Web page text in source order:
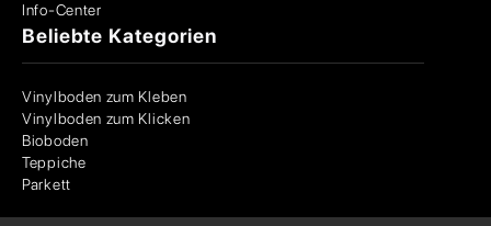
Info-Center
Beliebte Kategorien
Vinylboden zum Kleben
Vinylboden zum Klicken
Bioboden
Teppiche
Parkett